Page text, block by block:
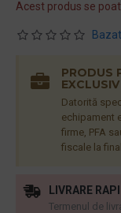
Acest produs se
PRODUS
Datorită
echipament
firme, PFA
fiscale la
LIVRARE
Termenul de